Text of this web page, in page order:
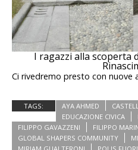
I ragazzi alla scoperta
Ci rivedremo presto con nuove
TAGS: AYA AHMED
EDUCAZIONE CIVICA
FILIPPO GAVAZZENI
FILIPPO
GLOBAL SHAPERS COMMUNITY